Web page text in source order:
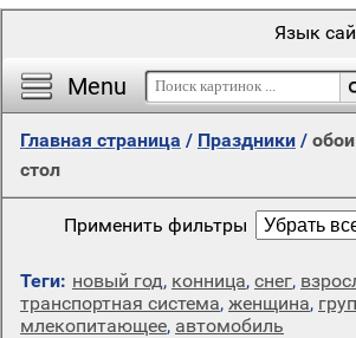
Menu
Язык
Главная страница / Праздники /
стол
Применить фильтры
Теги: новый год, конница, снег,
транспортная система, женщина,
млекопитающее, автомобиль